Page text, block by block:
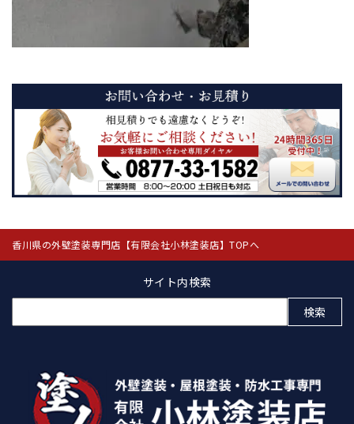
香川県の外壁塗装専門店【有限会社小林塗装店】TOPへ
サイト内検索
索: